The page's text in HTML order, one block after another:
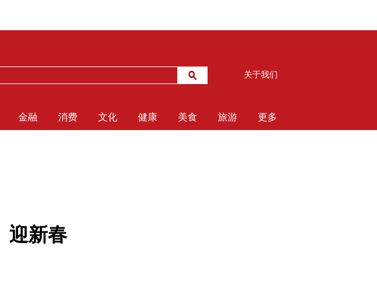
关于我们
金融 消费 文化 健康 美食 旅游 更多
迎新春